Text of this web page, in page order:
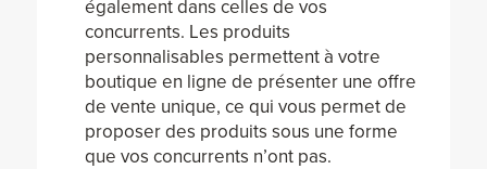
également dans celles de vos
concurrents. Les produits
personnalisables permettent à votre
boutique en ligne de présenter une offre
de vente unique, ce qui vous permet de
proposer des produits sous une forme
que vos concurrents n’ont pas.